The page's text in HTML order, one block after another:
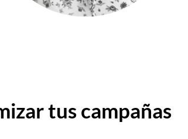
tus campañas